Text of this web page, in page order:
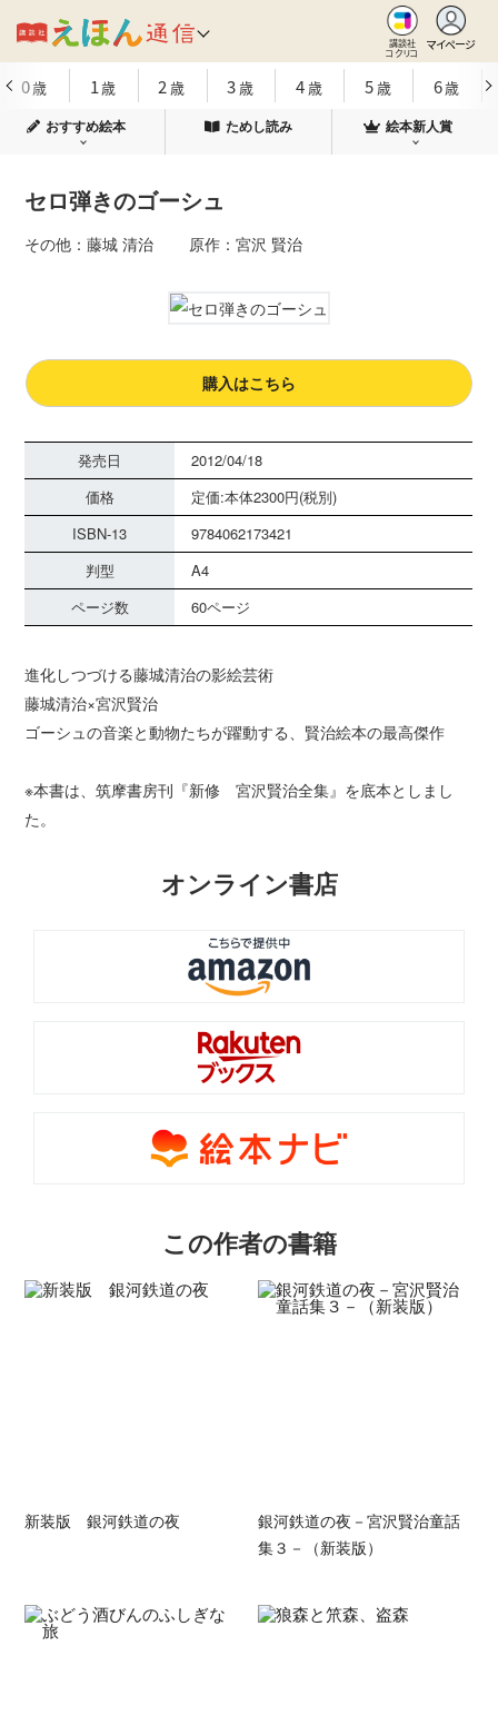
講談社
コクリコ
マイページ
0歳 1歳 2 歳 3歳 4歳 5歳 6歳
おすすめ絵本 ためし読み 絵本新人賞
セロ弾きのゴーシュ
その他：藤城 清治 原作：宮沢 賢治
購入はこちら
発売日
2012/04/18
価格
定価:本体2300円(税別)
ISBN-13
9784062173421
判型
A4
ページ数
60ページ
進化しつづける藤城清治の影絵芸術
藤城清治×宮沢賢治
ゴーシュの音楽と動物たちが躍動する、賢治絵本の最高傑作
※本書は、筑摩書房刊『新修 宮沢賢治全集』を底本としまし
た。
オンライン書店
この作者の書籍
新装版 銀河鉄道の夜
銀河鉄道の夜－宮沢賢治童話
集３－（新装版）